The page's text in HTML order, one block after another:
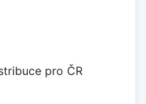
pro ČR